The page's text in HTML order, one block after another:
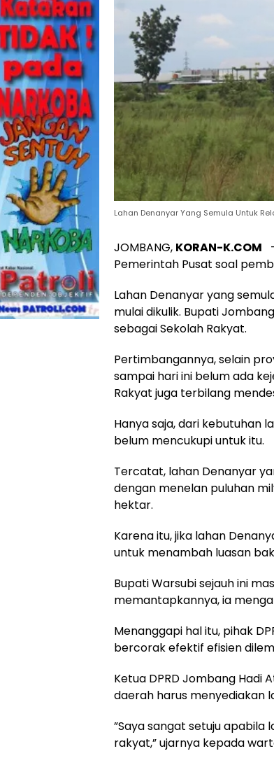
Lahan Denanyar Yang Semula Untuk
JOMBANG, KORAN-K.COM
Pemerintah Pusat soal
Lahan Denanyar yang
mulai dikulik. Bupati
sebagai Sekolah Rakyat.
Pertimbangannya, selain
sampai hari ini belum ada
Rakyat juga terbilang
Hanya saja, dari kebutuhan
belum mencukupi untuk itu.
Tercatat, lahan Denanyar
dengan menelan puluhan
hektar.
Karena itu, jika lahan
untuk menambah luasan
Bupati Warsubi sejauh ini
memantapkannya, ia
Menanggapi hal itu, pihak
bercorak efektif efisien
Ketua DPRD Jombang Hadi
daerah harus menyediakan
”Saya sangat setuju
rakyat,” ujarnya kepada